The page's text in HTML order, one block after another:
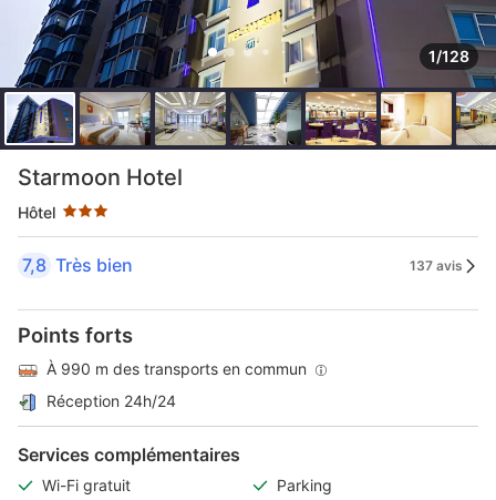
1/128
Starmoon Hotel
Hôtel
3 étoiles au classement par étoile
7,8 Très bien 137 avis
Points forts
À 990 m des transports en commun
Réception 24h/24
Services complémentaires
Wi-Fi gratuit
Parking